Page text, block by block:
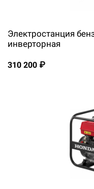
Электростанция
инверторная
310 200 ₽